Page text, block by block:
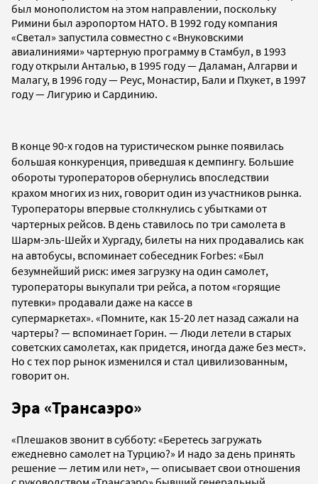
был монополистом на этом направлении, поскольку
Римини был аэропортом НАТО. В 1992 году компания
«Светал» запустила совместно с «Внуковскими
авиалиниями» чартерную программу в Стамбул, в 1993
году открыли Анталью, в 1995 году — Даламан, Алгарви и
Малагу, в 1996 году — Реус, Монастир, Бали и Пхукет, в 1997
году — Лигурию и Сардинию.
В конце 90-х годов на туристическом рынке появилась
большая конкуренция, приведшая к демпингу. Большие
обороты туроператоров обернулись впоследствии
крахом многих из них, говорит один из участников рынка.
Туроператоры впервые столкнулись с убытками от
чартерных рейсов. В день ставилось по три самолета в
Шарм-эль-Шейх и Хургаду, билеты на них продавались как
на автобусы, вспоминает собеседник Forbes: «Был
безумнейший риск: имея загрузку на один самолет,
туроператоры выкупали три рейса, а потом «горящие
путевки» продавали даже на кассе в
супермаркетах». «Помните, как 15-20 лет назад сажали на
чартеры? — вспоминает Горин. — Люди летели в старых
советских самолетах, как придется, иногда даже без мест».
Но с тех пор рынок изменился и стал цивилизованным,
говорит он.
Эра «Трансаэро»
«Плешаков звонит в субботу: «Беретесь загружать
ежедневно самолет на Турцию?» И надо за день принять
решение — летим или нет», — описывает свои отношения